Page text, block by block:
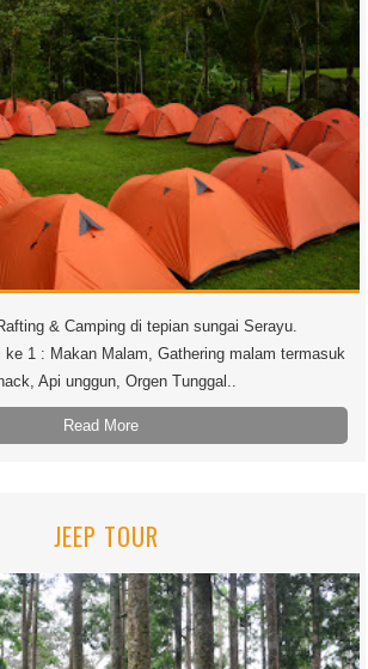
& Camping di tepian sungai Serayu.
ke 1 : Makan Malam, Gathering malam termasuk
Api unggun, Orgen Tunggal..
Read More
JEEP TOUR